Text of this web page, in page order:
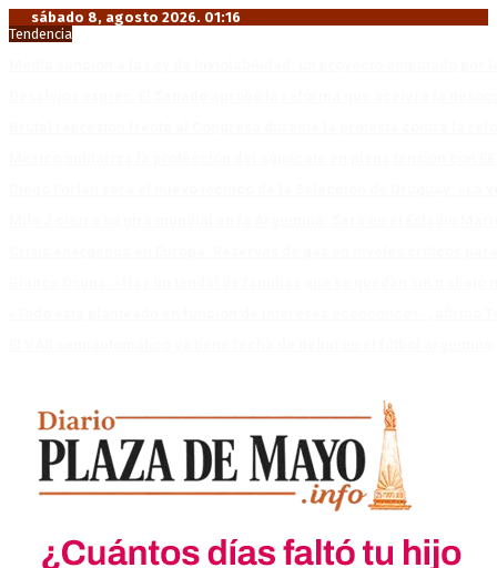
sábado 8, agosto 2026. 01:16
Tendencia